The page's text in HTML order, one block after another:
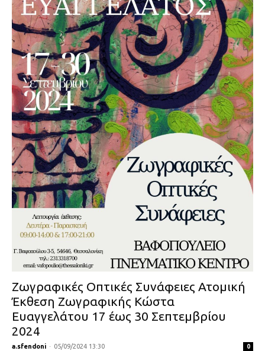
Ζωγραφικές Οπτικές Συνάφειες Ατομική
Έκθεση Ζωγραφικής Κώστα
Ευαγγελάτου 17 έως 30 Σεπτεμβρίου
2024
a.sfendoni - 05/09/2024 13:30 0